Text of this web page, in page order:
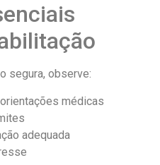
segura, observe:
médicas
adequada